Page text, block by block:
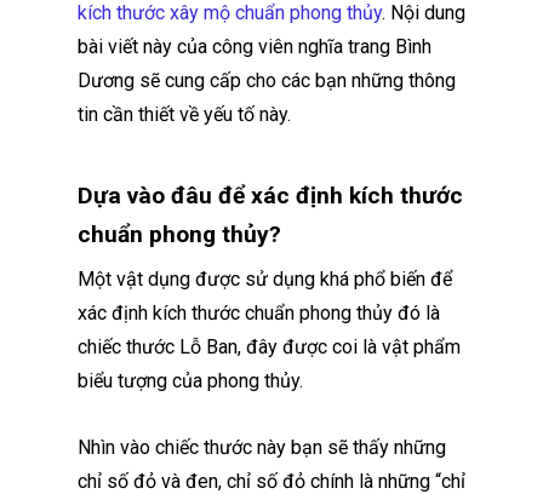
kích thước xây mộ chuẩn phong thủy. Nội dung
bài viết này của công viên nghĩa trang Bình
Dương sẽ cung cấp cho các bạn những thông
tin cần thiết về yếu tố này.
Dựa vào đâu để xác định kích thước
chuẩn phong thủy?
Một vật dụng được sử dụng khá phổ biến để
xác định kích thước chuẩn phong thủy đó là
chiếc thước Lỗ Ban, đây được coi là vật phẩm
biểu tượng của phong thủy.
Nhìn vào chiếc thước này bạn sẽ thấy những
chỉ số đỏ và đen, chỉ số đỏ chính là những “chỉ